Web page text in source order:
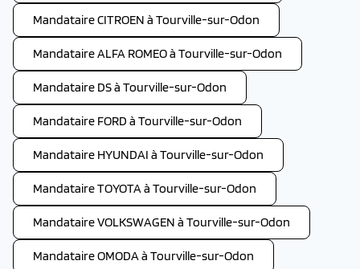
Mandataire CITROEN à Tourville-sur-Odon
Mandataire ALFA ROMEO à Tourville-sur-Odon
Mandataire DS à Tourville-sur-Odon
Mandataire FORD à Tourville-sur-Odon
Mandataire HYUNDAI à Tourville-sur-Odon
Mandataire TOYOTA à Tourville-sur-Odon
Mandataire VOLKSWAGEN à Tourville-sur-Odon
Mandataire OMODA à Tourville-sur-Odon